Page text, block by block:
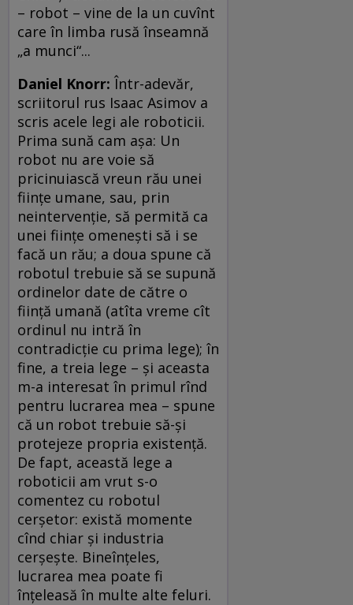
– robot – vine de la un cuvînt
care în limba rusă înseamnă
„a munci“...
Daniel Knorr: Într-adevăr,
scriitorul rus Isaac Asimov a
scris acele legi ale roboticii.
Prima sună cam aşa: Un
robot nu are voie să
pricinuiască vreun rău unei
fiinţe umane, sau, prin
neintervenţie, să permită ca
unei fiinţe omeneşti să i se
facă un rău; a doua spune că
robotul trebuie să se supună
ordinelor date de către o
fiinţă umană (atîta vreme cît
ordinul nu intră în
contradicţie cu prima lege); în
fine, a treia lege – şi aceasta
m-a interesat în primul rînd
pentru lucrarea mea – spune
că un robot trebuie să-şi
protejeze propria existenţă.
De fapt, această lege a
roboticii am vrut s-o
comentez cu robotul
cerşetor: există momente
cînd chiar şi industria
cerşeşte. Bineînţeles,
lucrarea mea poate fi
înţeleasă în multe alte feluri.